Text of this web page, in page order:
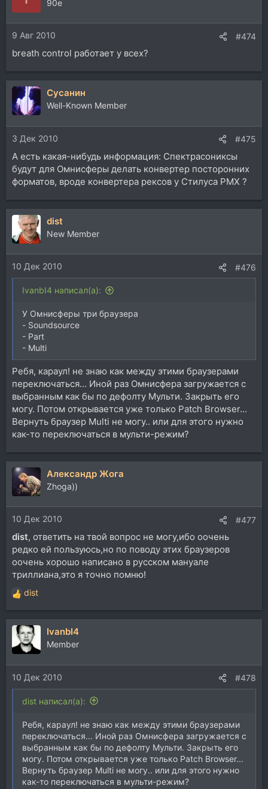
90e
9 Авг 2010 #474
breath control работает у всех?
Сусанин
Well-Known Member
3 Дек 2010 #475
А есть какая-нибудь информация: Спектрасониксы
будут для Омнисферы делать конвертер посторонних
форматов, вроде конвертера рексов у Стилуса РМХ ?
dist
New Member
10 Дек 2010 #476
IvanbI4 написал(а):
У Омнисферы три браузера
- Soundsource
- Part
- Multi
Ребя, караул! не знаю как между этими браузерами
переключаться... Иной раз Омнисфера загружается с
выбранным как бы по дефолту Мульти. Закрыть его
могу. Потом открывается уже только Patch Browser...
Вернуть браузер Multi не могу.. или для этого нужно
как-то переключаться в мульти-режим?
Александр Жога
Zhoga))
10 Дек 2010 #477
dist, ответить на твой вопрос не могу,ибо оочень
редко ей пользуюсь,но по поводу этих браузеров
оочень хорошо написано в русском мануале
триллиана,это я точно помню!
Р
е
а
к
и
и
:
dist
IvanbI4
Member
10 Дек 2010 #478
dist написал(а):
Ребя, караул! не знаю как между этими браузерами
переключаться... Иной раз Омнисфера загружается с
выбранным как бы по дефолту Мульти. Закрыть его
могу. Потом открывается уже только Patch Browser...
Вернуть браузер Multi не могу.. или для этого нужно
как-то переключаться в мульти-режим?